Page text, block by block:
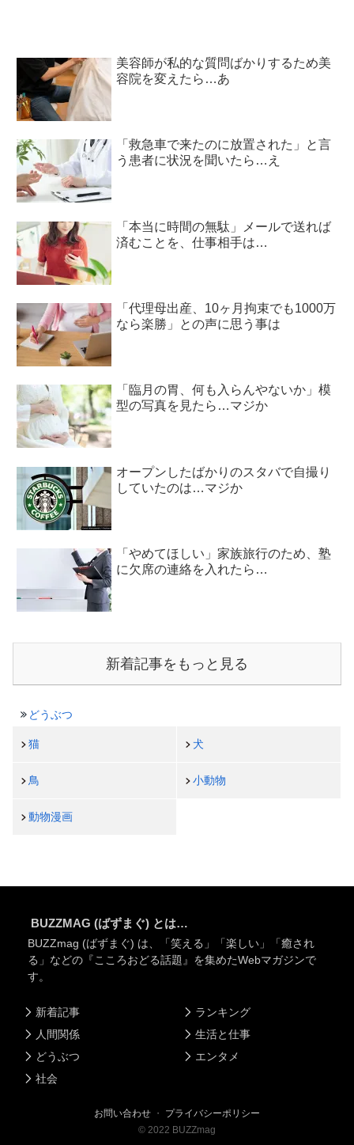
美容師が私的な質問ばかりするため美
容院を変えたら…あ
「救急車で来たのに放置された」と言
う患者に状況を聞いたら…え
「本当に時間の無駄」メールで送れば
済むことを、仕事相手は…
「代理母出産、10ヶ月拘束でも1000万
なら楽勝」との声に思う事は
「臨月の胃、何も入らんやないか」模
型の写真を見たら…マジか
オープンしたばかりのスタバで自撮り
していたのは…マジか
「やめてほしい」家族旅行のため、塾
に欠席の連絡を入れたら…
新着記事をもっと見る
どうぶつ
猫 犬
鳥 小動物
動物漫画
BUZZMAG (ばずまぐ) とは…
BUZZmag (ばずまぐ) は、「笑える」「楽しい」「癒され
る」などの『こころおどる話題』を集めたWebマガジンで
す。
新着記事
人間関係
どうぶつ
社会
ランキング
生活と仕事
エンタメ
お問い合わせ ・ プライバシーポリシー
© 2022 BUZZmag